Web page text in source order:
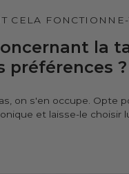
CELA
la
préférences ?
on s'en occupe. Opte
et laisse-le choisir